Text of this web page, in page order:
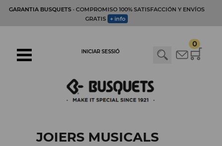
GARANTIA BUSQUETS· COMPROMISO 100% SATISFACCIÓN Y ENVÍOS
GRATIS + info
0
INICIAR SESSIÓ
JOIERS MUSICALS